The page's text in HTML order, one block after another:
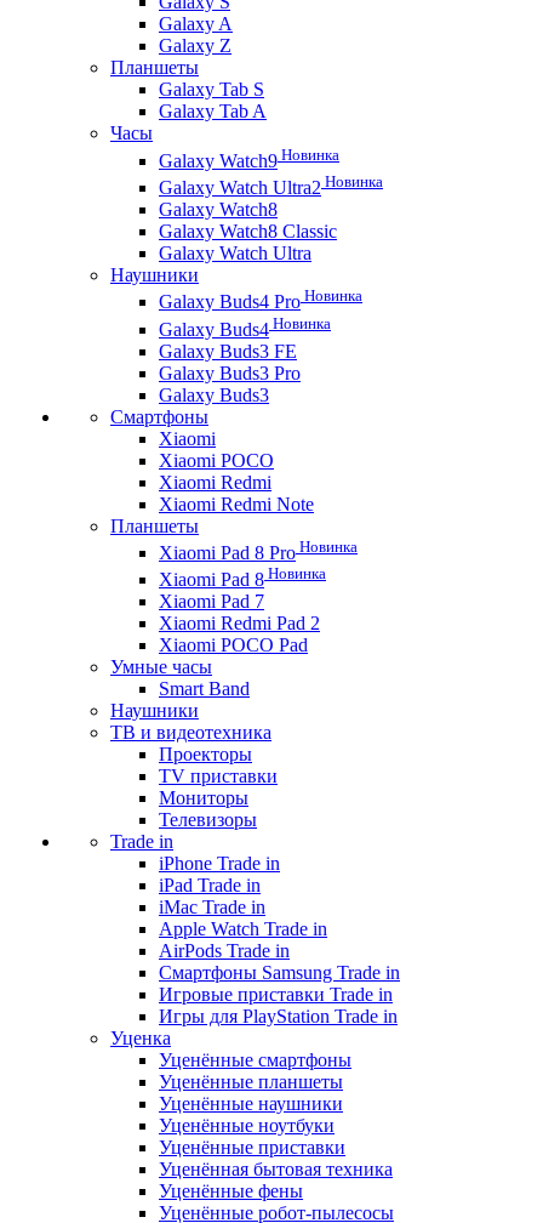
Galaxy A
Galaxy Z
Планшеты
Galaxy Tab S
Galaxy Tab A
Часы
Galaxy Watch9 Новинка
Galaxy Watch Ultra2 Новинка
Galaxy Watch8
Galaxy Watch8 Classic
Galaxy Watch Ultra
Наушники
Galaxy Buds4 Pro Новинка
Galaxy Buds4 Новинка
Galaxy Buds3 FE
Galaxy Buds3 Pro
Galaxy Buds3
Смартфоны
Xiaomi
Xiaomi POCO
Xiaomi Redmi
Xiaomi Redmi Note
Планшеты
Xiaomi Pad 8 Pro Новинка
Xiaomi Pad 8 Новинка
Xiaomi Pad 7
Xiaomi Redmi Pad 2
Xiaomi POCO Pad
Умные часы
Smart Band
Наушники
ТВ и видеотехника
Проекторы
TV приставки
Мониторы
Телевизоры
Trade in
iPhone Trade in
iPad Trade in
iMac Trade in
Apple Watch Trade in
AirPods Trade in
Смартфоны Samsung Trade in
Игровые приставки Trade in
Игры для PlayStation Trade in
Уценка
Уценённые смартфоны
Уценённые планшеты
Уценённые наушники
Уценённые ноутбуки
Уценённые приставки
Уценённая бытовая техника
Уценённые фены
Уценённые робот-пылесосы